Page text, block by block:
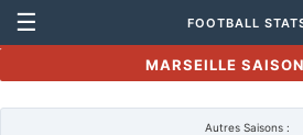
☰ FOOTBALL
MARSEILLE
Autres Saisons :